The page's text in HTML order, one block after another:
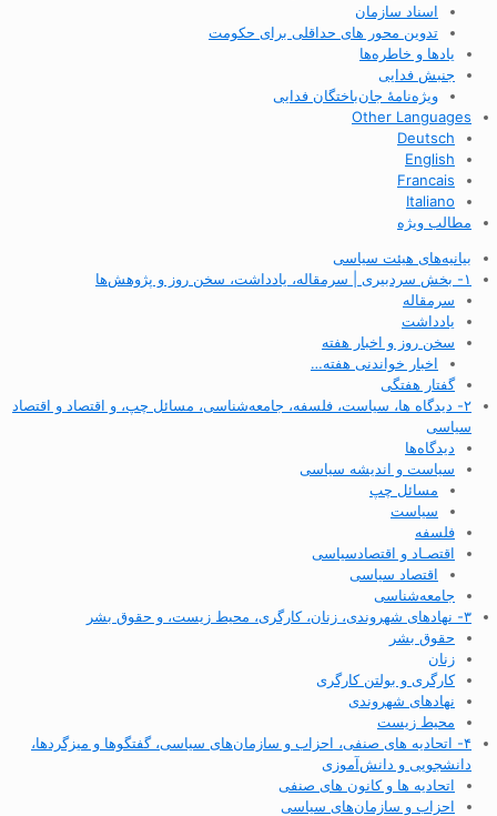
اسناد سازمان
تدوین محور های حداقلی برای حکومت
یادها و خاطره‌ها
جنبش فدایی
ویژه‌نامهٔ جان‌باختگان فدایی
Other Languages
Deutsch
English
Francais
Italiano
مطالب ویژه
بیانیه‌های هیئت سیاسی
۱- بخش سردبیری | سرمقاله، یادداشت، سخن روز و پژوهش‌ها
سرمقاله
یادداشت
سخن روز و اخبار هفته
اخبار خواندنی هفته…
گفتار هفتگی
۲- دیدگاه ها، سیاست، فلسفه، جامعه‌شناسی، مسائل چپ، و اقتصاد و اقتصاد
سیاسی
دیدگاه‌ها
سیاست و اندیشه سیاسی
مسائل چپ
سیاست
فلسفه
اقتصـاد و اقتصاد‌سیاسی
اقتصاد سیاسی
جامعه‌شناسی
۳- نهادهای شهروندی، زنان، کارگری، محیط زیست، و حقوق بشر
حقوق بشر
زنان
کارگری و بولتن کارگری
نهادهای شهروندی
محیط زیست
۴- اتحادیه های صنفی، احزاب و سازمان‌های سیاسی، گفتگوها و میزگردها،
دانشجویی و دانش‌آموزی
اتحادیه ها و کانون های صنفی
احزاب و سازمان‌های سیاسی